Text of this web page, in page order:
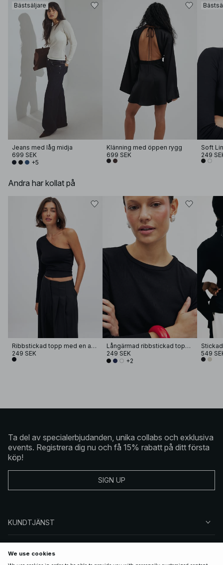
Bästsäljare
Jeans med låg midja
699 SEK
+5
Klänning med öppen rygg
699 SEK
249
Andra har kollat på
Ribbstickad topp med en axel
249 SEK
Långärmad ribbstickad topp med rund halsringning
249 SEK
+2
549
Ta del av specialerbjudanden, unika collabs och exklusiva
events. Registrera dig nu och få 15% rabatt på ditt första
köp!
SIGN UP
KUNDTJÄNST